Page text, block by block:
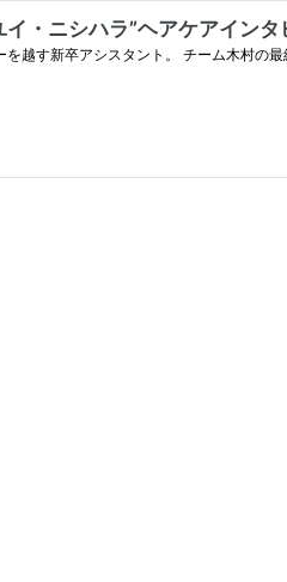
イ・ニシハラ”ヘアケアイン
す新卒アシスタント。 チーム木村の